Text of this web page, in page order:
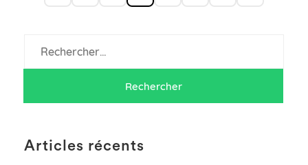
Articles récents